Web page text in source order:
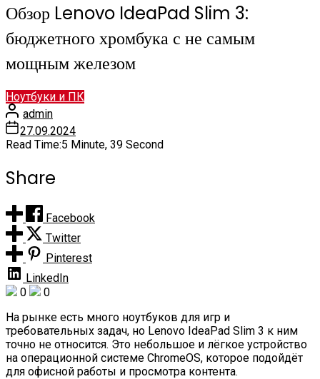
Обзор Lenovo IdeaPad Slim 3:
бюджетного хромбука с не самым
мощным железом
Ноутбуки и ПК
admin
27.09.2024
Read Time:5 Minute, 39 Second
Share
Facebook
Twitter
Pinterest
LinkedIn
0
0
На рынке есть много ноутбуков для игр и
требовательных задач, но Lenovo IdeaPad Slim 3 к ним
точно не относится. Это небольшое и лёгкое устройство
на операционной системе ChromeOS, которое подойдёт
для офисной работы и просмотра контента.